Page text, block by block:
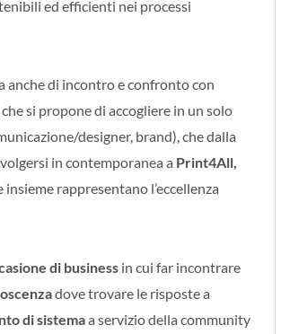
ed efficienti nei processi
anche di incontro e confronto con
si propone di accogliere in un solo
designer, brand), che dalla
in contemporanea a Print4All,
rappresentano l’eccellenza
di business in cui far incontrare
dove trovare le risposte a
di sistemaa servizio della community